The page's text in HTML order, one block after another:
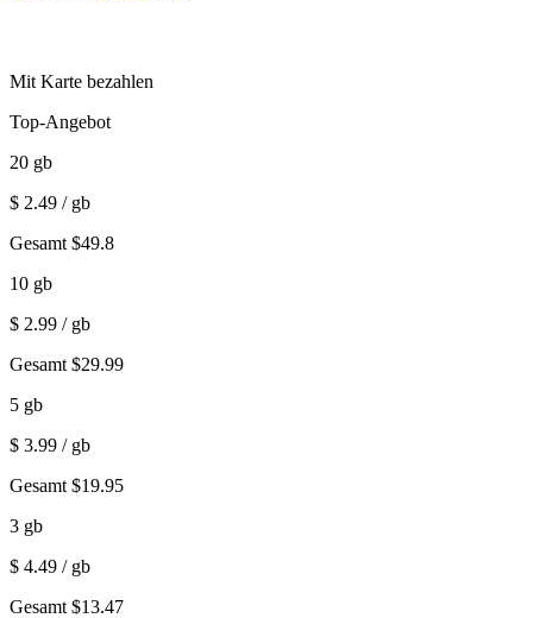
Mit Karte bezahlen
Top-Angebot
20 gb
$ 2.49 / gb
Gesamt $49.8
10 gb
$ 2.99 / gb
Gesamt $29.99
5 gb
$ 3.99 / gb
Gesamt $19.95
3 gb
$ 4.49 / gb
Gesamt $13.47